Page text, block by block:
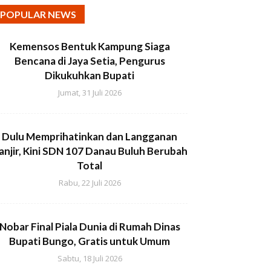
POPULAR NEWS
Kemensos Bentuk Kampung Siaga
Bencana di Jaya Setia, Pengurus
Dikukuhkan Bupati
Jumat, 31 Juli 2026
Dulu Memprihatinkan dan Langganan
Kini SDN 107 Danau Buluh Berubah
Total
Rabu, 22 Juli 2026
Final Piala Dunia di Rumah Dinas
Bupati Bungo, Gratis untuk Umum
Sabtu, 18 Juli 2026